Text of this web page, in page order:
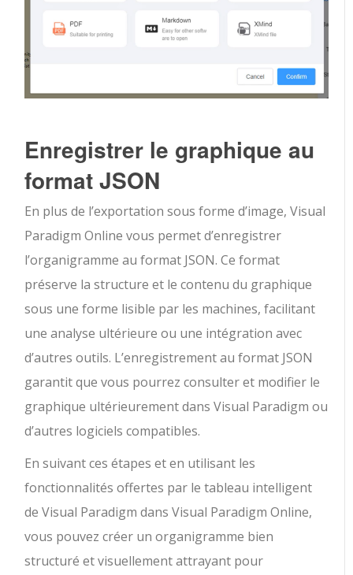
Enregistrer le graphique au
format JSON
En plus de l’exportation sous forme d’image, Visual
Paradigm Online vous permet d’enregistrer
l’organigramme au format JSON. Ce format
préserve la structure et le contenu du graphique
sous une forme lisible par les machines, facilitant
une analyse ultérieure ou une intégration avec
d’autres outils. L’enregistrement au format JSON
garantit que vous pourrez consulter et modifier le
graphique ultérieurement dans Visual Paradigm ou
d’autres logiciels compatibles.
En suivant ces étapes et en utilisant les
fonctionnalités offertes par le tableau intelligent
de Visual Paradigm dans Visual Paradigm Online,
vous pouvez créer un organigramme bien
structuré et visuellement attrayant pour